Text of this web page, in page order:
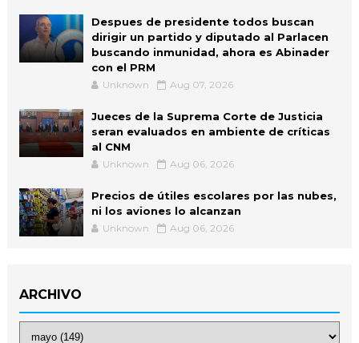
Despues de presidente todos buscan
dirigir un partido y diputado al Parlacen
buscando inmunidad, ahora es Abinader
con el PRM
Unknown Aug 07, 2026
Jueces de la Suprema Corte de Justicia
seran evaluados en ambiente de críticas
al CNM
Unknown Aug 06, 2026
Precios de útiles escolares por las nubes,
ni los aviones lo alcanzan
Unknown Aug 06, 2026
ARCHIVO